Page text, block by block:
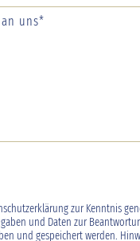
zur Kenntnis
und Daten zur
und gespeichert werden.